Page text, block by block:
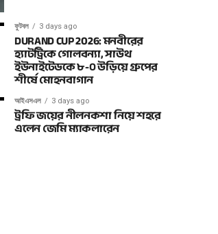
ফুটবল 3 days ago
DURAND CUP 2026: মনবীরের
হ্যাটট্রিকে গোলবন্যা, সাউথ
ইউনাইটেডকে ৮-০ উড়িয়ে গ্রুপের
শীর্ষে মোহনবাগান
আইএসএল 3 days ago
ট্রফি জয়ের নীলনকশা নিয়ে শহরে
এলেন জেমি ম্যাকলারেন